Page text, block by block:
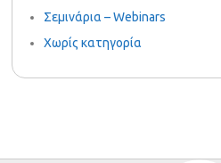
Σεμινάρια – Webinars
Χωρίς κατηγορία